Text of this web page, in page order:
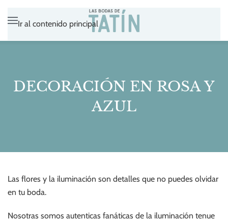
Ir al contenido principal
DECORACIÓN EN ROSA Y
AZUL
Las flores y la iluminación son detalles que no puedes olvidar
en tu boda.
Nosotras somos autenticas fanáticas de la iluminación tenue